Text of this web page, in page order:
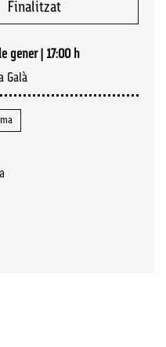
Finalitzat
gener| 17:00 h
Galà